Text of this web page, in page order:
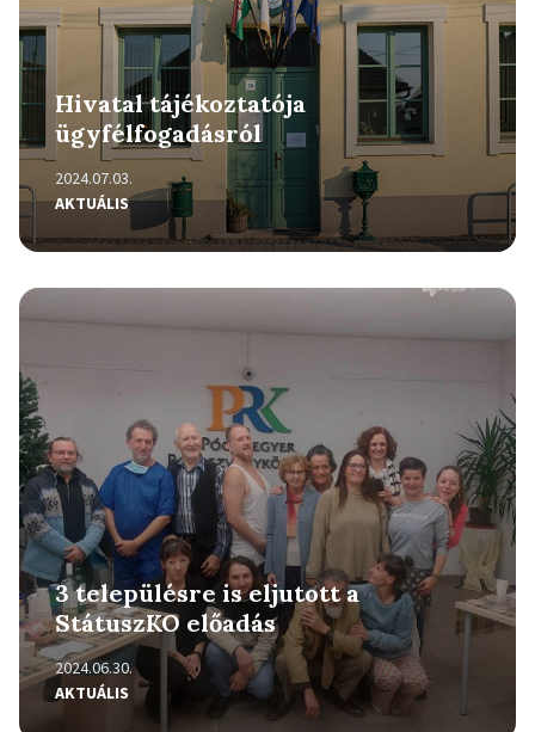
Hivatal tájékoztatója
ügyfélfogadásról
2024.07.03.
AKTUÁLIS
3 településre is eljutott a
StátuszKO előadás
2024.06.30.
AKTUÁLIS
Részletek